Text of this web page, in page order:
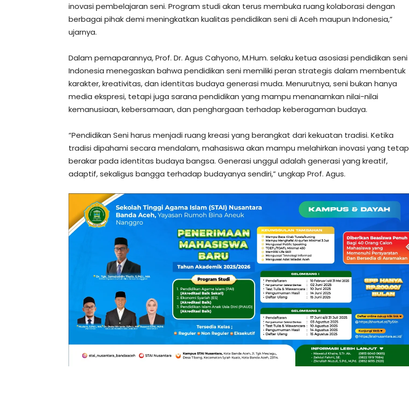
inovasi pembelajaran seni. Program studi akan terus membuka ruang kolaborasi dengan
berbagai pihak demi meningkatkan kualitas pendidikan seni di Aceh maupun Indonesia,”
ujarnya.
Dalam pemaparannya, Prof. Dr. Agus Cahyono, M.Hum. selaku ketua asosiasi pendidikan seni
Indonesia menegaskan bahwa pendidikan seni memiliki peran strategis dalam membentuk
karakter, kreativitas, dan identitas budaya generasi muda. Menurutnya, seni bukan hanya
media ekspresi, tetapi juga sarana pendidikan yang mampu menanamkan nilai-nilai
kemanusiaan, kebersamaan, dan penghargaan terhadap keberagaman budaya.
“Pendidikan Seni harus menjadi ruang kreasi yang berangkat dari kekuatan tradisi. Ketika
tradisi dipahami secara mendalam, mahasiswa akan mampu melahirkan inovasi yang tetap
berakar pada identitas budaya bangsa. Generasi unggul adalah generasi yang kreatif,
adaptif, sekaligus bangga terhadap budayanya sendiri,” ungkap Prof. Agus.